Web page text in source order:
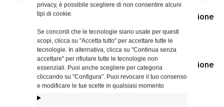
privacy, è possibile scegliere di non consentire alcuni
tipi di cookie.
Se concordi che le tecnologie siano usate per questi
scopi, clicca su "Accetta tutto" per accettare tutte le
tecnologie. In alternativa, clicca su "Continua senza
accettare" per rifiutare tutte le tecnologie non
essenziali. Puoi anche scegliere per categoria
cliccando su "Configura". Puoi revocare il tuo consenso
e modificare le tue scelte in qualsiasi momento
E’ entrato nella luce della Resurrezione
padre Gerardo Bonsignore
E’ entrato nella luce della Resurrezione
padre Rinaldo Giuliani